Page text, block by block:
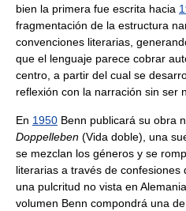
bien la primera fue escrita hacia
fragmentación de la estructura
convenciones literarias,
que el lenguaje parece cobrar
centro, a partir del cual se
reflexión con la narración sin ser
En 1950 Benn publicará su obra
Doppelleben (Vida doble), una
se mezclan los géneros y se
literarias a través de
una pulcritud no vista en
volumen Benn compondrá una